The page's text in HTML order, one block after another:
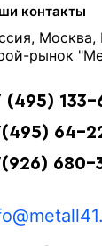
контакты
рынок
(495) 133-
64-
680-